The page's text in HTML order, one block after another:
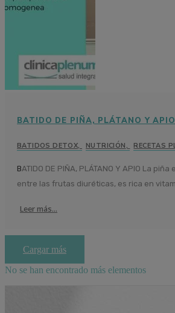
BATIDO DE PIÑA, PLÁTANO Y APIO
BATIDOS DETOX, NUTRICIÓN , RECETAS
BATIDO DE PIÑA, PLÁTANO Y APIO La piña es la más conocida
entre las frutas diuréticas, es rica en
Leer más...
Cargar más
No se han encontrado más elementos